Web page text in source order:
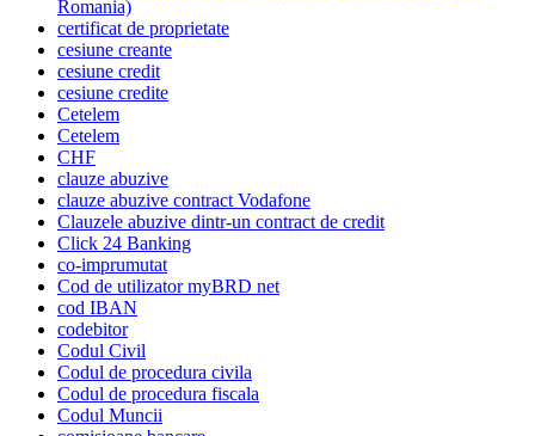
Romania)
certificat de proprietate
cesiune creante
cesiune credit
cesiune credite
Cetelem
Cetelem
CHF
clauze abuzive
clauze abuzive contract Vodafone
Clauzele abuzive dintr-un contract de credit
Click 24 Banking
co-imprumutat
Cod de utilizator myBRD net
cod IBAN
codebitor
Codul Civil
Codul de procedura civila
Codul de procedura fiscala
Codul Muncii